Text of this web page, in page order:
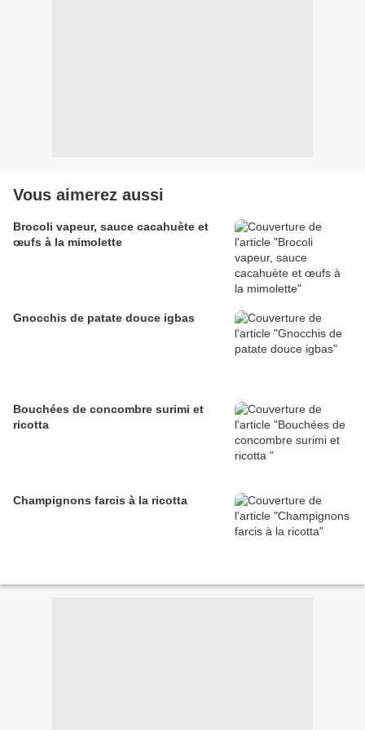
Vous aimerez aussi
Brocoli vapeur, sauce cacahuète et
œufs à la mimolette
Gnocchis de patate douce igbas
Bouchées de concombre surimi et
ricotta
Champignons farcis à la ricotta